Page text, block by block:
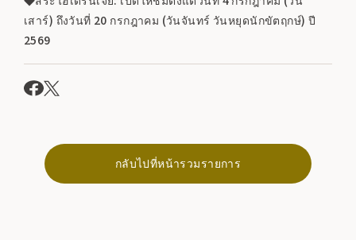
เสาร์) ถึงวันที่ 20 กรกฎาคม (วันจันทร์ วันหยุดนักขัตฤกษ์) ปี
2569
กลับไปที่หน้ารวมรายการ